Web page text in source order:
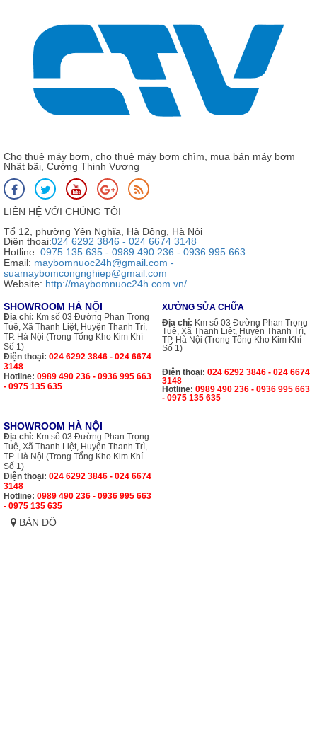
Cho thuê máy bơm, cho thuê máy bơm chìm, mua bán máy bơm
Nhật bãi, Cường Thịnh Vương
LIÊN HỆ VỚI CHÚNG TÔI
Tổ 12, phường Yên Nghĩa, Hà Đông, Hà Nội
Điện thoại:024 6292 3846 - 024 6674 3148
Hotline: 0975 135 635 - 0989 490 236 - 0936 995 663
Email: maybomnuoc24h@gmail.com -
suamaybomcongnghiep@gmail.com
Website: http://maybomnuoc24h.com.vn/
SHOWROOM HÀ NỘI
Địa chỉ: Km số 03 Đường Phan Trọng
Tuệ, Xã Thanh Liệt, Huyện Thanh Trì,
TP. Hà Nội (Trong Tổng Kho Kim Khí
Số 1)
Điện thoại: 024 6292 3846 - 024 6674
3148
Hotline: 0989 490 236 - 0936 995 663
- 0975 135 635
XƯỞNG SỬA CHỮA
Địa chỉ: Km số 03 Đường Phan Trọng
Tuệ, Xã Thanh Liệt, Huyện Thanh Trì,
TP. Hà Nội (Trong Tổng Kho Kim Khí
Số 1)
Điện thoại: 024 6292 3846 - 024 6674
3148
Hotline: 0989 490 236 - 0936 995 663
- 0975 135 635
SHOWROOM HÀ NỘI
Địa chỉ: Km số 03 Đường Phan Trọng
Tuệ, Xã Thanh Liệt, Huyện Thanh Trì,
TP. Hà Nội (Trong Tổng Kho Kim Khí
Số 1)
Điện thoại: 024 6292 3846 - 024 6674
3148
Hotline: 0989 490 236 - 0936 995 663
- 0975 135 635
BẢN ĐỒ